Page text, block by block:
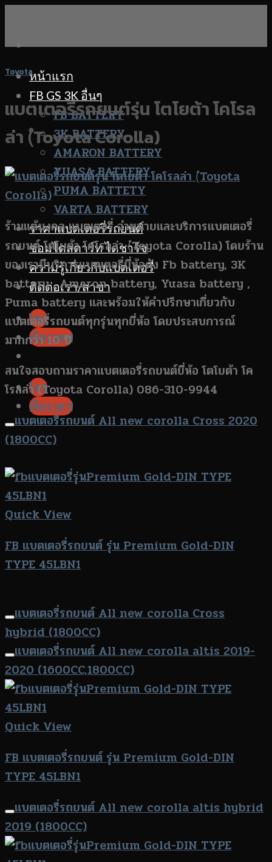
content
หน้าแรก
FB GS 3K อื่นๆ
FB BATTERY
3K BATTERY
AMARON BATTERY
YUASA BATTERY
PUMA BATTETY
VARTA BATTERY
ราคาแบตเตอรี่รถยนต์
ซ่อมไดสตาร์ท ไดชาร์จ
ความรู้เกี่ยวกับแบตเตอรี่
ติดต่อเรา/สาขา
โทร
เช็คราคา!
โทร
เช็คราคา!
Toyota
แบตเตอรี่รถยนต์รุ่น โตโยต้า โคโรล
ล่า (ํToyota Corolla)
ร้านแต้มงคล แบตเตอรี่ จำหน่ายและบริการแบตเตอรี่
รถยนต์ โตโยต้า โคโรลล่า (ํToyota Corolla) โดยร้าน
ของเรามีบริการแบตเตอรี่ยี่ห้อดัง Fb battery, 3K
battery , Amaron battery, Yuasa battery ,
Puma battery และพร้อมให้คำปรึกษาเกี่ยวกับ
แบตเตอรี่รถยนต์ทุกรุ่นทุกยี่ห้อ โดยประสบการณ์
มากกว่า 10 ปี
สนใจสอบถามราคาแบตเตอรี่รถยนต์ยี่ห้อ โตโยต้า โค
โรลล่า (Toyota Corolla) 086-310-9944
แบตเตอรี่รถยนต์ All new corolla Cross 2020
(1800CC)
Quick View
FB แบตเตอรี่รถยนต์ รุ่น Premium Gold-DIN
TYPE 45LBN1
แบตเตอรี่รถยนต์ All new corolla Cross
hybrid (1800CC)
แบตเตอรี่รถยนต์ All new corolla altis 2019-
2020 (1600CC,1800CC)
Quick View
FB แบตเตอรี่รถยนต์ รุ่น Premium Gold-DIN
TYPE 45LBN1
แบตเตอรี่รถยนต์ All new corolla altis hybrid
2019 (1800CC)